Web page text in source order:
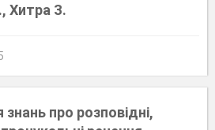
Хитра З.
про розповідні,